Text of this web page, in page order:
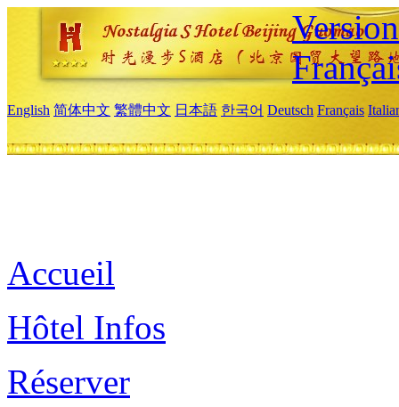
English 简体中文 繁體中文 日本語 한국어 Deutsch Français
Accueil
Hôtel Infos
Réserver